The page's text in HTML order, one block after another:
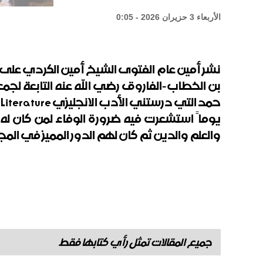
الأربعاء 3 حزيران 2026 - 0:05
نشر أمين عام الفتوى الشيخ أمين الكردي على
بن الخطاب-الفاروق رضي الله عنه التابعة
حمد التي درستني الأدب الانجليزيLiterature
يوماً استشعرت فيه ضرورة الوفاء لمن كان
والعلم والدين ثم كان لهم الدور المميز في
جميع المقالات تمثل رأي كتابها فقط